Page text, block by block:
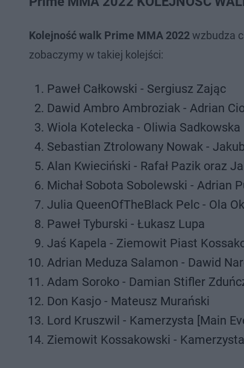
Kolejność walk Prime MMA 2022wzbudza
zobaczymy w takiej kolejści:
Paweł Całkowski - Sergiusz Zając
Dawid Ambro Ambroziak - Adrian
Wiola Kotelecka - Oliwia Sadkowska
Sebastian Ztrolowany Nowak -
Alan Kwieciński - Rafał Pazik oraz
Michał Sobota Sobolewski - Adrian
Julia QueenOfTheBlack Pelc - Ola
Paweł Tyburski - Łukasz Lupa
Jaś Kapela - Ziemowit Piast
Adrian Meduza Salamon - Dawid
Adam Soroko - Damian Stifler
Don Kasjo - Mateusz Murański
Lord Kruszwil - Kamerzysta [Main
Ziemowit Kossakowski -